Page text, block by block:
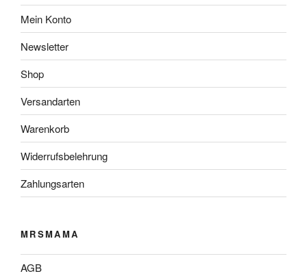
Mein Konto
Newsletter
Shop
Versandarten
Warenkorb
Widerrufsbelehrung
Zahlungsarten
MRSMAMA
AGB